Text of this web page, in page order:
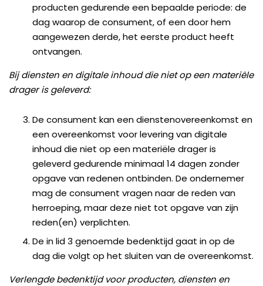
producten gedurende een bepaalde periode: de
dag waarop de consument, of een door hem
aangewezen derde, het eerste product heeft
ontvangen.
Bij diensten en digitale inhoud die niet op een materiële
drager is geleverd:
De consument kan een dienstenovereenkomst en
een overeenkomst voor levering van digitale
inhoud die niet op een materiële drager is
geleverd gedurende minimaal 14 dagen zonder
opgave van redenen ontbinden. De ondernemer
mag de consument vragen naar de reden van
herroeping, maar deze niet tot opgave van zijn
reden(en) verplichten.
De in lid 3 genoemde bedenktijd gaat in op de
dag die volgt op het sluiten van de overeenkomst.
Verlengde bedenktijd voor producten, diensten en